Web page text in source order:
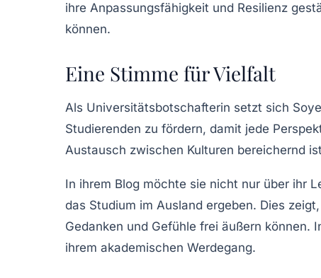
ihre Anpassungsfähigkeit und Resilienz
können.
Eine Stimme für Vielfalt
Als Universitätsbotschafterin setzt sich
Studierenden zu fördern, damit jede
Austausch zwischen Kulturen bereichernd
In ihrem Blog möchte sie nicht nur über ihr
das Studium im Ausland ergeben. Dies
Gedanken und Gefühle frei äußern können.
ihrem akademischen Werdegang.